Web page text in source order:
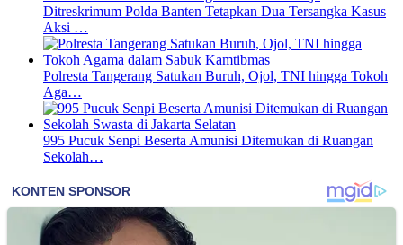
Ditreskrimum Polda Banten Tetapkan Dua Tersangka Kasus
Aksi …
Polresta Tangerang Satukan Buruh, Ojol, TNI hingga Tokoh
Aga…
995 Pucuk Senpi Beserta Amunisi Ditemukan di Ruangan
Sekolah…